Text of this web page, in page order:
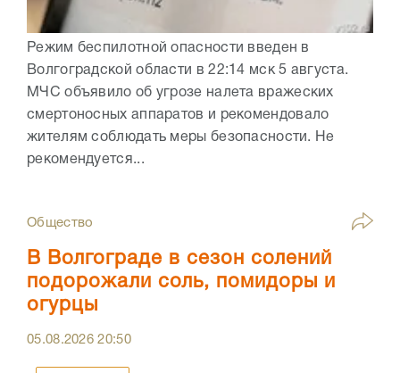
Режим беспилотной опасности введен в
Волгоградской области в 22:14 мск 5 августа.
МЧС объявило об угрозе налета вражеских
смертоносных аппаратов и рекомендовало
жителям соблюдать меры безопасности. Не
рекомендуется...
Общество
В Волгограде в сезон солений
подорожали соль, помидоры и
огурцы
05.08.202620:50